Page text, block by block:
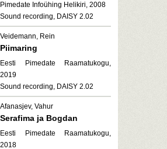
Pimedate Infoühing Helikiri, 2008
Sound recording, DAISY 2.02
Veidemann, Rein
Piimaring
Eesti Pimedate Raamatukogu,
2019
Sound recording, DAISY 2.02
Afanasjev, Vahur
Serafima ja Bogdan
Eesti Pimedate Raamatukogu,
2018